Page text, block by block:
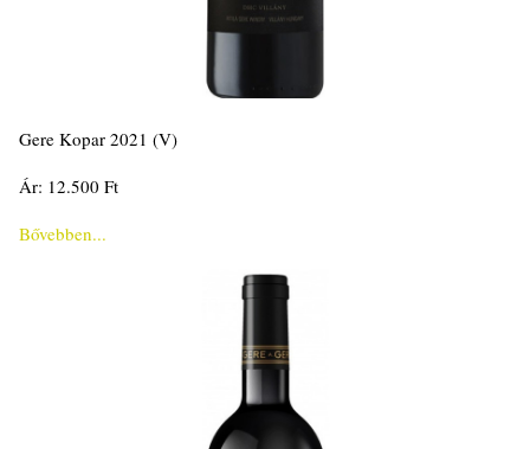
Gere Kopar 2021 (V)
Ár: 12.500 Ft
Bővebben...